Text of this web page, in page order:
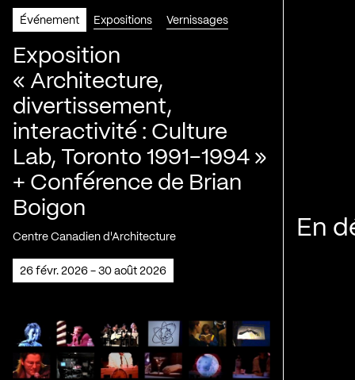
Événement Expositions Vernissages
Exposition
« Architecture,
divertissement,
interactivité : Culture
Lab, Toronto 1991-1994 »
+ Conférence de Brian
Boigon
Centre Canadien d'Architecture
26 févr. 2026 - 30 août 2026
En